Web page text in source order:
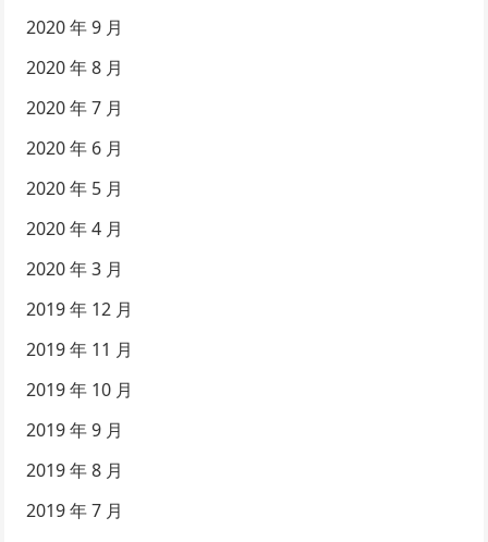
2020 年 9 月
2020 年 8 月
2020 年 7 月
2020 年 6 月
2020 年 5 月
2020 年 4 月
2020 年 3 月
2019 年 12 月
2019 年 11 月
2019 年 10 月
2019 年 9 月
2019 年 8 月
2019 年 7 月